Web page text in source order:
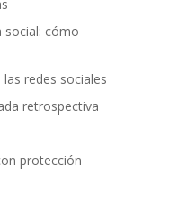
social: cómo
redes sociales
retrospectiva
protección